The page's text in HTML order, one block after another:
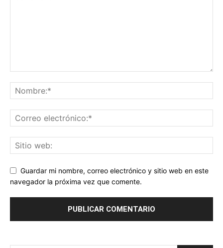
Guardar mi nombre, correo electrónico y sitio web en este
navegador la próxima vez que comente.